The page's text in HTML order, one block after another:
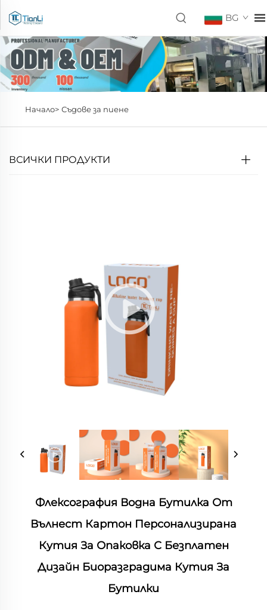
BG
Начало> Съдове за пиене
ВСИЧКИ ПРОДУКТИ
Флексография Водна Бутилка От
Вълнест Картон Персонализирана
Кутия За Опаковка С Безплатен
Дизайн Биоразградима Кутия За
Бутилки